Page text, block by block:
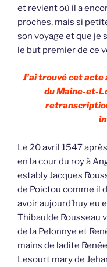
et revient où il a
proches, mais si
son voyage et que je
le but premier de ce
J’ai trouvé cet
du Maine-et-
Le 20 avril 1547
en la cour du roy à
estably Jacques
de Poictou comme il
avoir aujourd’huy eu
Thibaulde Rousseau
de la Pelonnye et
mains de ladite
Lesourt mary de